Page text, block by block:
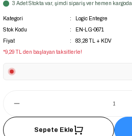
3 Adet Stokta var, şimdi sipariş ver hemen kargoda
Kategori
Logic Entegre
Stok Kodu
EN-LG-0671
Fiyat
83,28 TL + KDV
*9,29 TL den başlayan taksitlerle!
Sepete Ekle